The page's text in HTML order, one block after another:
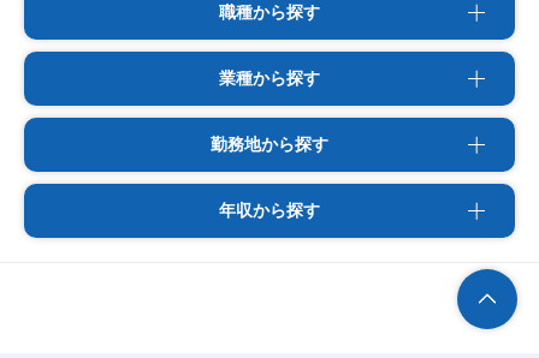
職種から探す
業種から探す
勤務地から探す
年収から探す